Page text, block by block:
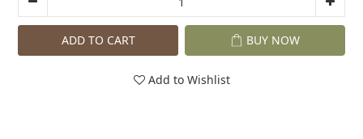
ADD TO CART BUY NOW
Add to Wishlist